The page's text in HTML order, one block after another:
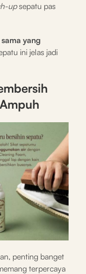
upsepatu pas
yang
ini jelas jadi
penting banget
terpercaya